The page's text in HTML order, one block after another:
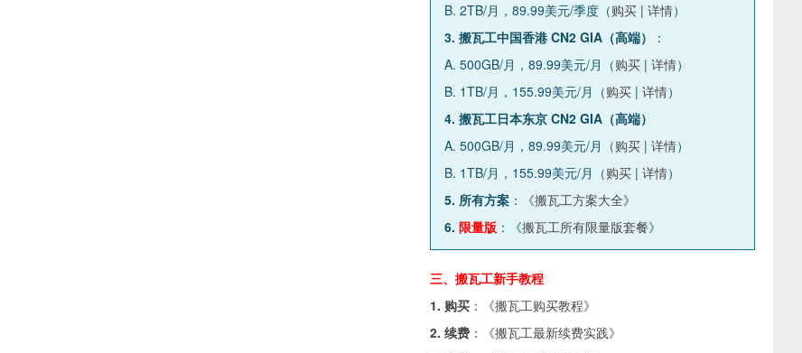
B. 2TB/月，89.99美元/季度（购买 | 详情）
3. 搬瓦工中国香港 CN2 GIA（高端）
：
A. 500GB/月，89.99美元/月（购买 | 详情）
B. 1TB/月，155.99美元/月（购买 | 详情）
4. 搬瓦工日本东京 CN2 GIA（高端）
A. 500GB/月，89.99美元/月（购买 | 详情）
B. 1TB/月，155.99美元/月（购买 | 详情）
5. 所有方案 ：《搬瓦工方案大全》
6. 限量版 ：《搬瓦工所有限量版套餐》
三、搬瓦工新手教程
1. 购买 ：《搬瓦工购买教程》
2. 续费 ：《搬瓦工最新续费实践》